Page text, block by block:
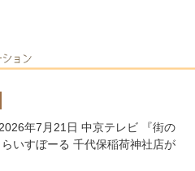
年7月21日 中京テレビ 『街の
いすぼーる 千代保稲荷神社店が